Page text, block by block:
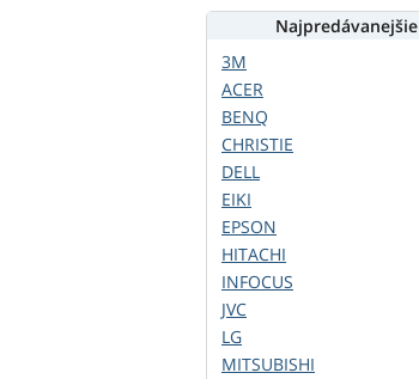
Najpredávanejšie
3M
ACER
BENQ
CHRISTIE
DELL
EIKI
EPSON
HITACHI
INFOCUS
JVC
LG
MITSUBISHI